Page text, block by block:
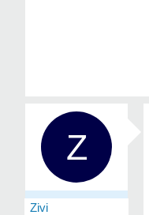
Z
Zivi